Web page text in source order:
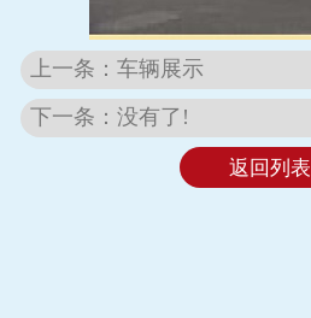
上一条：车辆展示
下一条：没有了!
返回列表